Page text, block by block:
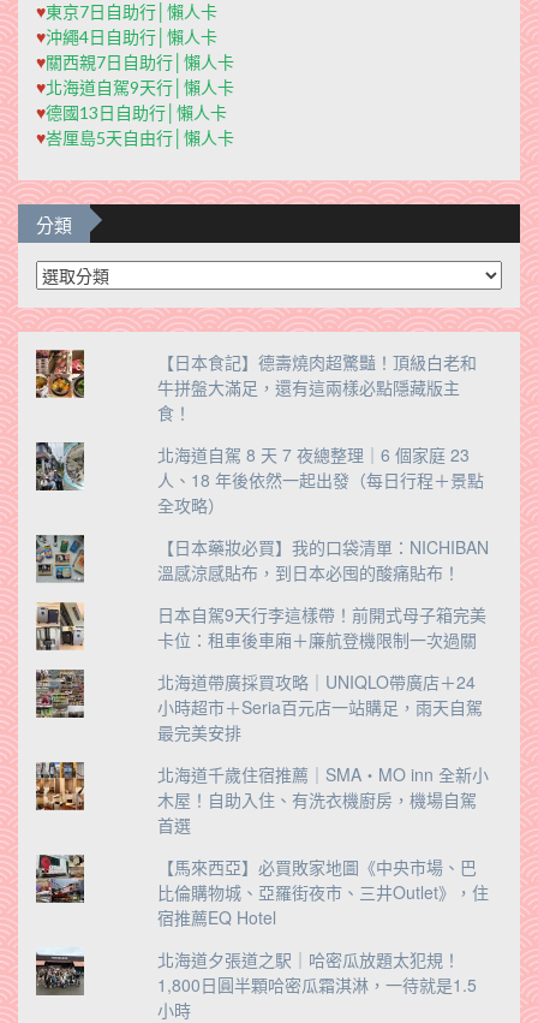
♥東京7日自助行│懶人卡
♥沖繩4日自助行│懶人卡
♥關西親7日自助行│懶人卡
♥北海道自駕9天行│懶人卡
♥德國13日自助行│懶人卡
♥峇厘島5天自由行│懶人卡
分類
分
類
【日本食記】德壽燒肉超驚豔！頂級白老和
牛拼盤大滿足，還有這兩樣必點隱藏版主
食！
北海道自駕 8 天 7 夜總整理｜6 個家庭 23
人、18 年後依然一起出發（每日行程＋景點
全攻略）
【日本藥妝必買】我的口袋清單：NICHIBAN
溫感涼感貼布，到日本必囤的酸痛貼布！
日本自駕9天行李這樣帶！前開式母子箱完美
卡位：租車後車廂＋廉航登機限制一次過關
北海道帶廣採買攻略｜UNIQLO帶廣店＋24
小時超市＋Seria百元店一站購足，雨天自駕
最完美安排
北海道千歲住宿推薦｜SMA・MO inn 全新小
木屋！自助入住、有洗衣機廚房，機場自駕
首選
【馬來西亞】必買敗家地圖《中央市場、巴
比倫購物城、亞羅街夜市、三井Outlet》，住
宿推薦EQ Hotel
北海道夕張道之駅｜哈密瓜放題太犯規！
1,800日圓半顆哈密瓜霜淇淋，一待就是1.5
小時